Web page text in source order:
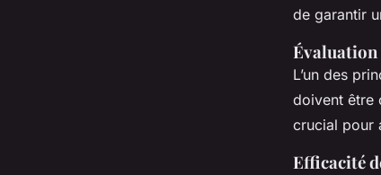
de garantir
Évaluation
L’un des
doivent être
crucial pour
Efficacité